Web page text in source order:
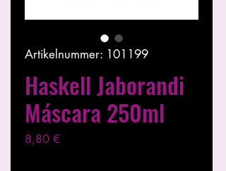
Artikelnummer: 101199
Haskell Jaborandi
Máscara 250ml
8,80 €